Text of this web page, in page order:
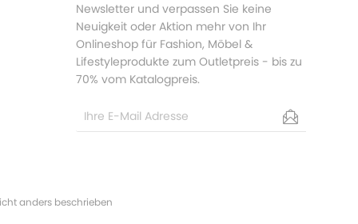
Newsletter und verpassen Sie keine
Neuigkeit oder Aktion mehr von Ihr
Onlineshop für Fashion, Möbel &
Lifestyleprodukte zum Outletpreis - bis zu
70% vom Katalogpreis.
anders beschrieben